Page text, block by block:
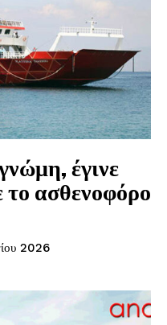
έγινε
το ασθενοφόρο
2026